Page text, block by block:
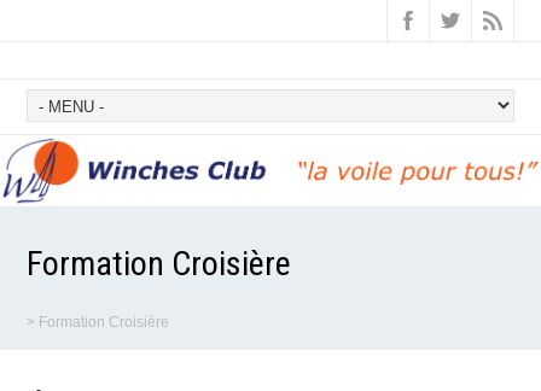
Formation Croisière
> Formation Croisière